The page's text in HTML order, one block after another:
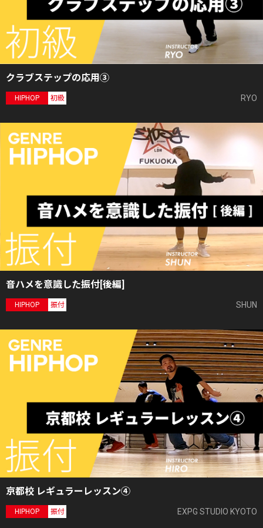
クラブステップの応用③
HIPHOP 初級 RYO
音ハメを意識した振付[後編]
HIPHOP 振付 SHUN
京都校 レギュラーレッスン④
HIPHOP 振付 EXPG STUDIO KYOTO